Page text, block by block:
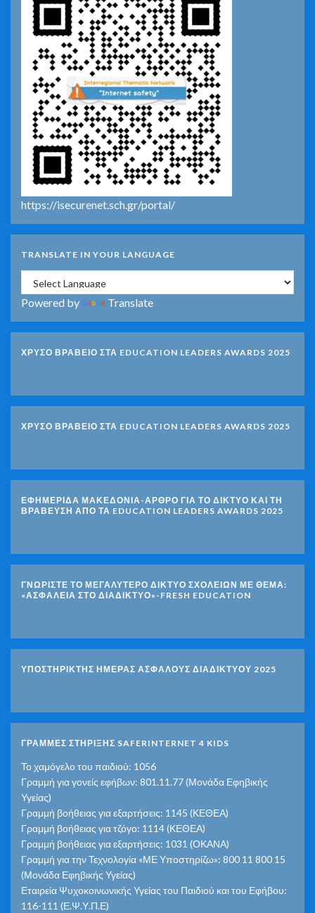
https://isecurenet.sch.gr/portal/
TRANSLATE IN YOUR LANGUAGE
Powered by Translate
ΧΡΥΣΟ ΒΡΑΒΕΙΟ ΣΤΑ EDUCATION LEADERS AWARDS 2025
ΧΡΥΣΟ ΒΡΑΒΕΙΟ ΣΤΑ EDUCATION LEADERS AWARDS 2025
ΕΦΗΜΕΡΙΔΑ ΜΑΚΕΔΟΝΙΑ-ΑΡΘΡΟ ΓΙΑ ΤΟ ΔΙΚΤΥΟ ΚΑΙ ΤΗ
ΒΡΑΒΕΥΣΗ ΑΠΟ ΤΑ EDUCATION LEADERS AWARDS 2025
ΓΝΩΡΊΣΤΕ ΤΟ ΜΕΓΑΛΎΤΕΡΟ ΔΊΚΤΥΟ ΣΧΟΛΕΊΩΝ ΜΕ ΘΈΜΑ:
«ΑΣΦΆΛΕΙΑ ΣΤΟ ΔΙΑΔΊΚΤΥΟ»-FRESH EDUCATION
ΥΠΟΣΤΗΡΙΚΤΗΣ ΗΜΕΡΑΣ ΑΣΦΑΛΟΥΣ ΔΙΑΔΙΚΤΥΟΥ 2025
ΓΡΑΜΜΕΣ ΣΤΗΡΙΞΗΣ SAFERINTERNET 4 KIDS
Το χαμόγελο του παιδιού: 1056
Γραμμή για γονείς εφήβων: 801.11.77 (Μονάδα Εφηβικής
Υγείας)
Γραμμή βοήθειας για εξαρτήσεις: 1145 (ΚΕΘΕΑ)
Γραμμή βοήθειας για τζόγο: 1114 (ΚΕΘΕΑ)
Γραμμή βοήθειας για εξαρτήσεις: 1031 (ΟΚΑΝΑ)
Γραμμή για την Τεχνολογία «ΜΕ Υποστηρίζω»: 800 11 800 15
(Μονάδα Εφηβικής Υγείας)
Εταιρεία Ψυχοκοινωνικής Υγείας του Παιδιού και του Εφήβου:
116-111 (Ε.Ψ.Υ.Π.Ε)